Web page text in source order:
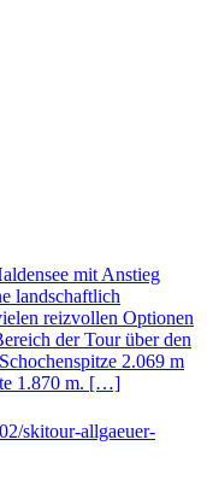
mit Anstieg
landschaftlich
reizvollen Optionen
der Tour über den
2.069 m
1.870 m. […]
skitour-allgaeuer-